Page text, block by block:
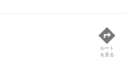
ルート
を見る